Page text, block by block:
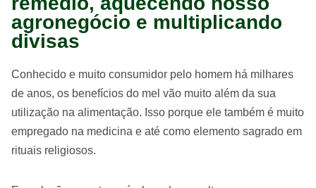
agronegócio e multiplicando
divisas
Conhecido e muito consumidor pelo homem há milhares
de anos, os benefícios do mel vão muito além da sua
utilização na alimentação. Isso porque ele também é muito
empregado na medicina e até como elemento sagrado em
rituais religiosos.